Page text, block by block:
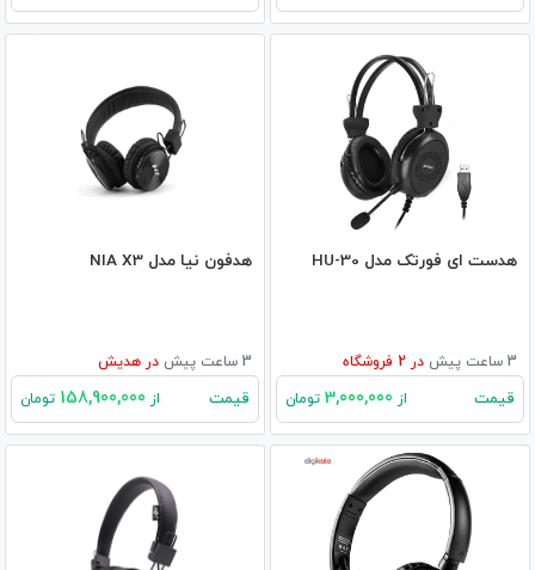
هدست ای فورتک مدل HU-30
3 ساعت پیش در فروشگاه
قیمت از تومان
هدفون نیا مدل NIA X3
3 ساعت پیش در هدیش
قیمت از تومان